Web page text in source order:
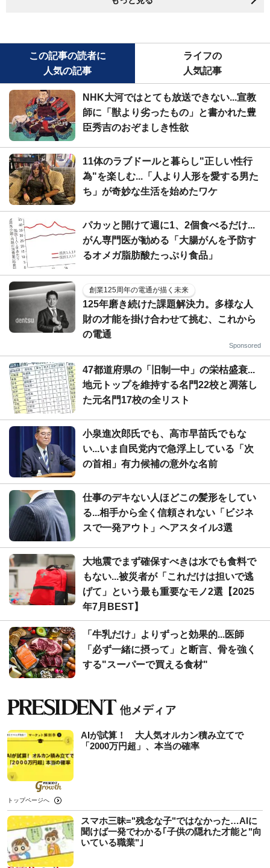
この記事の読者に
人気の記事
ライフの
人気記事
NHK大河ではとても放送できない...宣教
師に「獣より劣ったもの」と書かれた豊
臣秀吉のおぞましき性欲
11体のラブドールと暮らし"正しい性行
為"を楽しむ...「人より人形を愛する男た
ち」が奇妙な生活を始めたワケ
パカッと開けて週に1、2個食べるだけ...
がん専門医が勧める「大腸がんを予防す
るオメガ脂肪酸たっぷり食品」
創業125周年の電通が描く未来
125年磨き続けた課題解決力。多様な人
財の才能を掛け合わせて挑む、これから
の電通
Sponsored
47都道府県の「旧制一中」の栄枯盛衰...
地元トップを維持する名門22校と凋落し
た元名門17校の全リスト
小泉進次郎氏でも、高市早苗氏でもな
い...いま自民党内で急浮上している「次
の首相」有力候補の意外な名前
仕事のデキない人ほどこの髪形をしてい
る...相手から全く信頼されない「ビジネ
スで一発アウト」ヘアスタイル3選
大地震でまず確保すべきは水でも食料で
もない...被災者が「これだけは担いで逃
げて」という最も重要なモノ2選【2025
年7月BEST】
「牛乳だけ」よりずっと効果的...医師
「必ず一緒に摂って」と断言、骨を強く
する"スーパーで買える食材"
AIが試算！ 大人気オルカン積み立てで
「2000万円超」、本当の確率
トップページへ
スマホ三昧="残念な子"ではなかった…AIに
聞けば一発でわかる｢子供の隠れた才能と"向
いている職業"｣